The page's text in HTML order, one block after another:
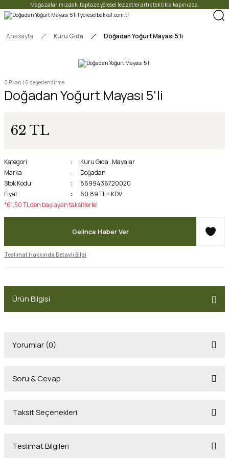
Mağazalarımızdaki taptaze yöresel lezzetler artık tek tıkla kapınızda.
Anasayfa Kuru Gıda Doğadan Yoğurt Mayası 5'li
0 Puan | 0 değerlendirme
Doğadan Yoğurt Mayası 5'li
62 TL
Kategori Kuru Gıda , Mayalar
Marka
Doğadan
Stok Kodu
8699436720020
Fiyat
60,89 TL + KDV
*61,50 TL den başlayan taksitlerle!
Gelince Haber Ver
Teslimat Hakkında Detaylı Bilgi
Ürün Bilgisi
Yorumlar (0)
Soru & Cevap
Taksit Seçenekleri
Teslimat Bilgileri